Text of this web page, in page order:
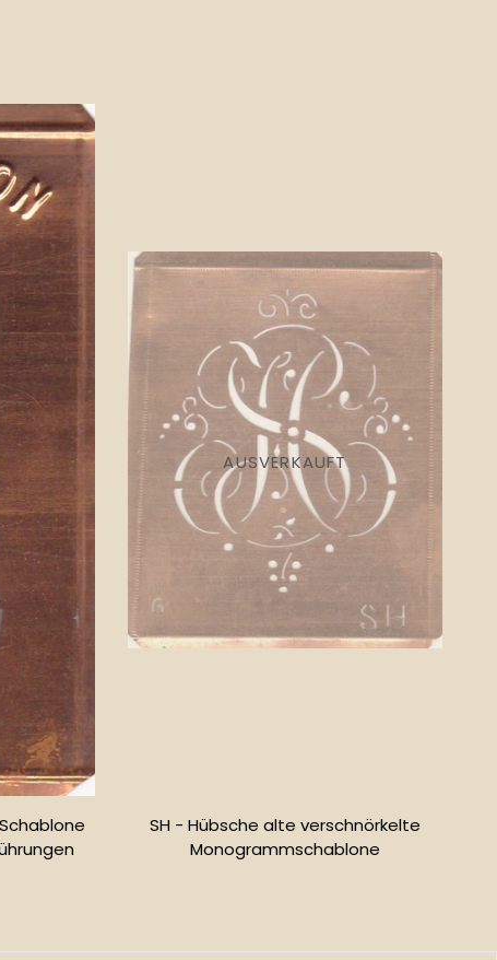
AUSVERKAUFT
SH - Hübsche alte verschnörkelte
Monogrammschablone